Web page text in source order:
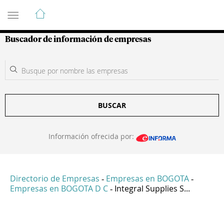
Guía de Empresas Colombianas
Buscador de información de empresas
BUSCAR
Información ofrecida por:
Directorio de Empresas - Empresas en BOGOTA -
Empresas en BOGOTA D C - Integral Supplies S...